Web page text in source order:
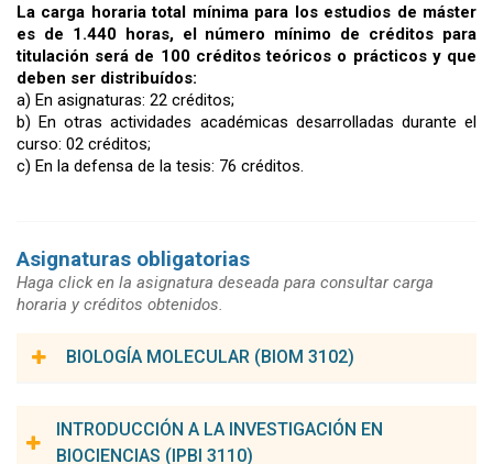
La carga horaria total mínima para los estudios de máster
es de 1.440 horas, el número mínimo de créditos para
titulación será de 100 créditos teóricos o prácticos y que
deben ser distribuídos:
a) En asignaturas: 22 créditos;
b) En otras actividades académicas desarrolladas durante el
curso: 02 créditos;
c) En la defensa de la tesis: 76 créditos.
Asignaturas obligatorias
Haga click en la asignatura deseada para consultar carga
horaria y créditos obtenidos.
BIOLOGÍA MOLECULAR (BIOM 3102)
Carga Horaria:90h Nº de Créditos: 6
Coordinador(a) de la asignatura:
INTRODUCCIÓN A LA INVESTIGACIÓN EN
BIOCIENCIAS (IPBI 3110)